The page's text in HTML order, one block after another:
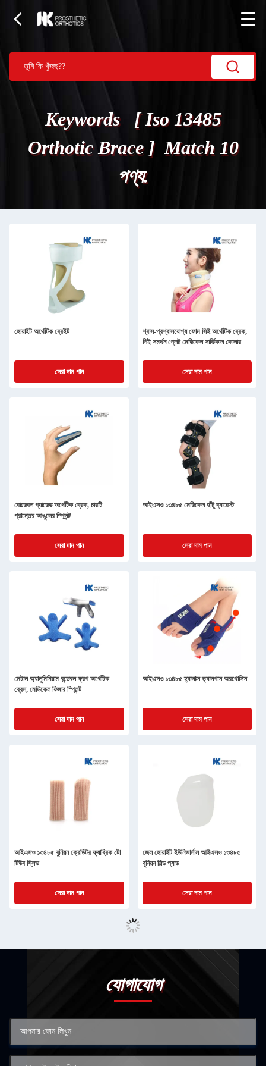
Keywords [ Iso 13485
Orthotic Brace ] Match 10
পণ্য.
হোয়াইট অর্থেটিক ব্রেইট
সেরা দাম পান
শ্বাস-প্রশ্বাসযোগ্য ফোম সিই অর্থেটিক ব্রেক,
পিই সমর্থন প্লেট মেডিকেল সার্ভিকাল কোলার
সেরা দাম পান
বোল্ডেবল প্যাডেড অর্থেটিক ব্রেক, চারটি
প্রান্তের আঙুলের স্প্লিন্ট
সেরা দাম পান
আইএসও ১৩৪৮৫ মেডিকেল হাঁটু ব্যারেস্ট
সেরা দাম পান
মেটাল অ্যালুমিনিয়াম বন্ডেবল ফ্রগ অর্থেটিক
ব্রেস, মেডিকেল ফিঙ্গার স্প্লিন্ট
সেরা দাম পান
আইএসও ১৩৪৮৫ হ্যালাক্স ভ্যালগাস অরথোসিস
সেরা দাম পান
আইএসও ১৩৪৮৫ বুনিয়ন ক্রেডিটর ফ্যাব্রিক টো
টিউব স্লিভ
সেরা দাম পান
জেল হোয়াইট ইউনিভার্সাল আইএসও ১৩৪৮৫
বুনিয়ন শিল্ড প্যাড
সেরা দাম পান
যোগাযোগ